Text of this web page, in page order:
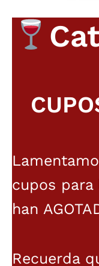
cupos para
han
Recuerda